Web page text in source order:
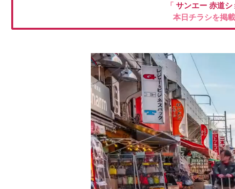
「 サンエー 赤道
本日チラシを掲